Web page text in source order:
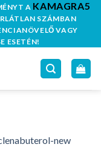
A KAMAGRA5
SZÁMBAN
VAGY
ESETÉN!
new